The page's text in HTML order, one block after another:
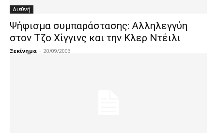
Διεθνή
Ψήφισμα συμπαράστασης: Αλληλεγγύη
στον Τζο Χίγγινς και την Κλερ Ντέιλι
Ξεκίνημα - 20/09/2003